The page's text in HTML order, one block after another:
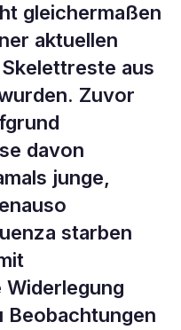
gleichermaßen
aktuellen
aus
Zuvor
davon
junge,
starben
Beobachtungen